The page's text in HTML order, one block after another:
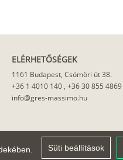
Süti beállítások
ELÉRHETŐSÉGEK
1161 Budapest, Csömöri út 38.
+36 1 4010 140, +36 30 855 4869
info@gres-massimo.hu